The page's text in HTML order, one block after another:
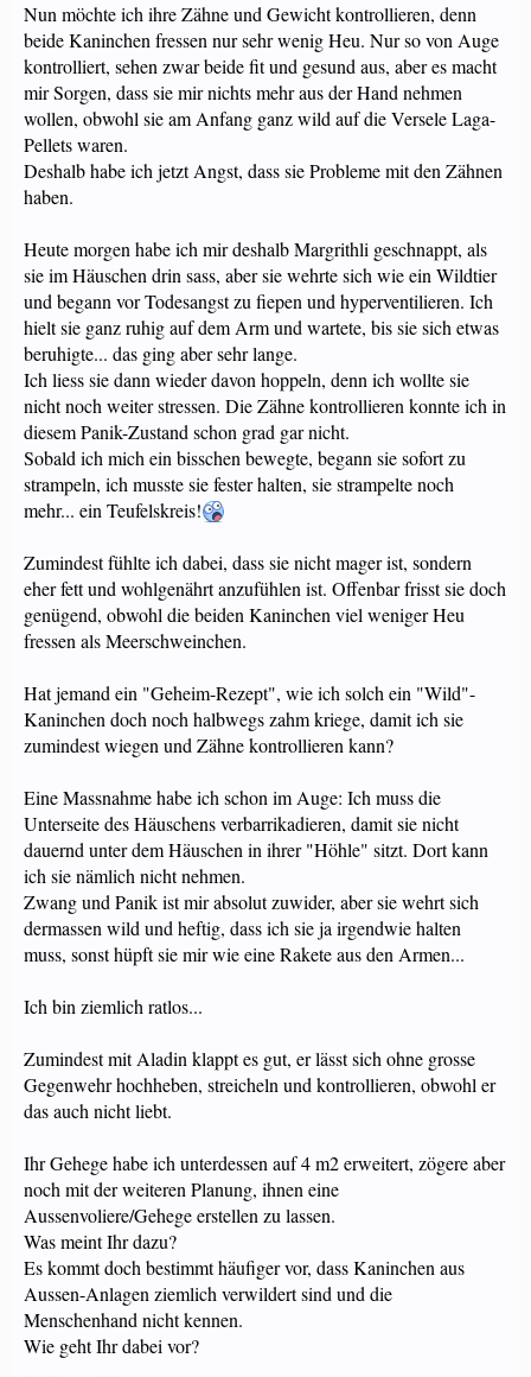
Nun möchte ich ihre Zähne und Gewicht kontrollieren, denn
beide Kaninchen fressen nur sehr wenig Heu. Nur so von Auge
kontrolliert, sehen zwar beide fit und gesund aus, aber es macht
mir Sorgen, dass sie mir nichts mehr aus der Hand nehmen
wollen, obwohl sie am Anfang ganz wild auf die Versele Laga-
Pellets waren.
Deshalb habe ich jetzt Angst, dass sie Probleme mit den Zähnen
haben.
Heute morgen habe ich mir deshalb Margrithli geschnappt, als
sie im Häuschen drin sass, aber sie wehrte sich wie ein Wildtier
und begann vor Todesangst zu fiepen und hyperventilieren. Ich
hielt sie ganz ruhig auf dem Arm und wartete, bis sie sich etwas
beruhigte... das ging aber sehr lange.
Ich liess sie dann wieder davon hoppeln, denn ich wollte sie
nicht noch weiter stressen. Die Zähne kontrollieren konnte ich in
diesem Panik-Zustand schon grad gar nicht.
Sobald ich mich ein bisschen bewegte, begann sie sofort zu
strampeln, ich musste sie fester halten, sie strampelte noch
mehr... ein Teufelskreis!
Zumindest fühlte ich dabei, dass sie nicht mager ist, sondern
eher fett und wohlgenährt anzufühlen ist. Offenbar frisst sie doch
genügend, obwohl die beiden Kaninchen viel weniger Heu
fressen als Meerschweinchen.
Hat jemand ein "Geheim-Rezept", wie ich solch ein "Wild"-
Kaninchen doch noch halbwegs zahm kriege, damit ich sie
zumindest wiegen und Zähne kontrollieren kann?
Eine Massnahme habe ich schon im Auge: Ich muss die
Unterseite des Häuschens verbarrikadieren, damit sie nicht
dauernd unter dem Häuschen in ihrer "Höhle" sitzt. Dort kann
ich sie nämlich nicht nehmen.
Zwang und Panik ist mir absolut zuwider, aber sie wehrt sich
dermassen wild und heftig, dass ich sie ja irgendwie halten
muss, sonst hüpft sie mir wie eine Rakete aus den Armen...
Ich bin ziemlich ratlos...
Zumindest mit Aladin klappt es gut, er lässt sich ohne grosse
Gegenwehr hochheben, streicheln und kontrollieren, obwohl er
das auch nicht liebt.
Ihr Gehege habe ich unterdessen auf 4 m2 erweitert, zögere aber
noch mit der weiteren Planung, ihnen eine
Aussenvoliere/Gehege erstellen zu lassen.
Was meint Ihr dazu?
Es kommt doch bestimmt häufiger vor, dass Kaninchen aus
Aussen-Anlagen ziemlich verwildert sind und die
Menschenhand nicht kennen.
Wie geht Ihr dabei vor?